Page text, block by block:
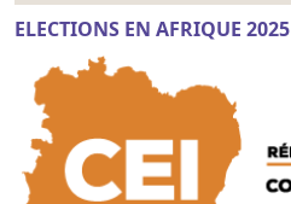
ELECTIONS EN AFRIQUE 2025